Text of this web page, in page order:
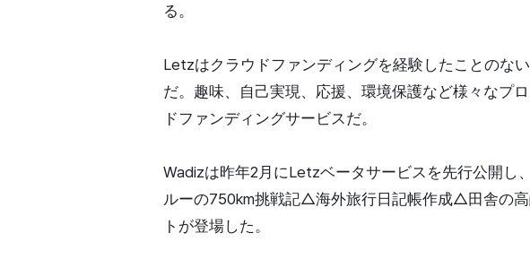
る。
Letzはクラウドファンディングを経験したことのな
だ。趣味、自己実現、応援、環境保護など様々なプ
ドファンディングサービスだ。
Wadizは昨年2月にLetzベータサービスを先行公開
ルーの750km挑戦記△海外旅行日記帳作成△田舎の
トが登場した。